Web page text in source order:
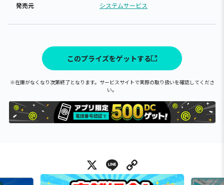
発売元 システムサービス
このプライズをゲットする
※在庫がなくなり次第終了となります。サービスサイトで実際の取り扱いを確認してくださ
い。
X Line